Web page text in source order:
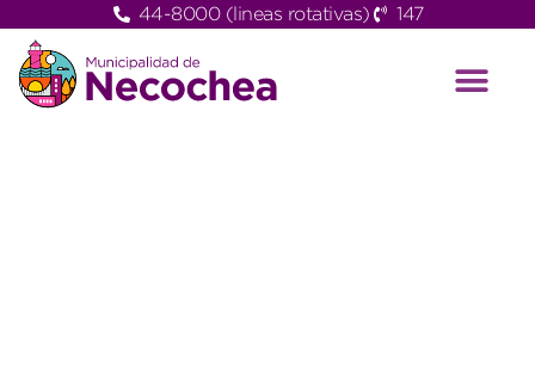
44-8000 (lineas rotativas) 147